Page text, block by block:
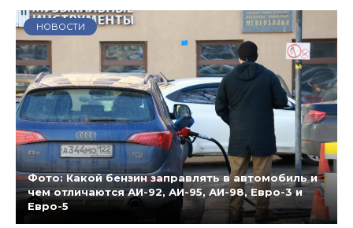
НОВОСТИ
Фото: Какой бензин заправлять в автомобиль и
чем отличаются АИ-92, АИ-95, АИ-98, Евро-3 и
Евро-5